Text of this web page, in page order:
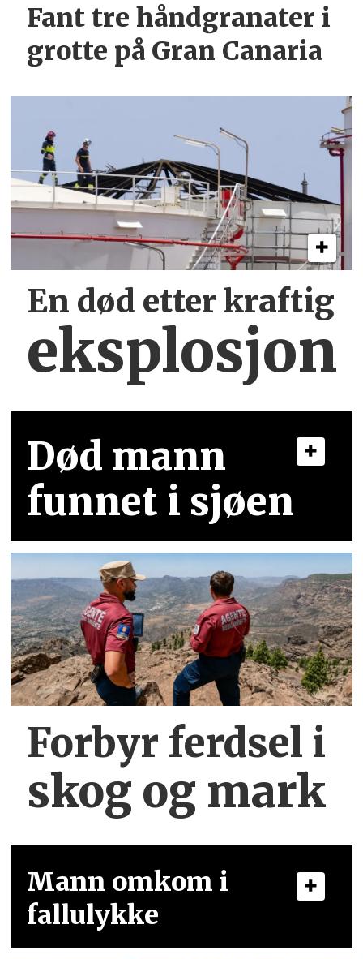
Fant tre håndgranater i
grotte på Gran Canaria
En død etter kraftig
eksplosjon
Død mann
funnet i sjøen
Forbyr ferdsel i
skog og mark
Mann omkom i
fallulykke